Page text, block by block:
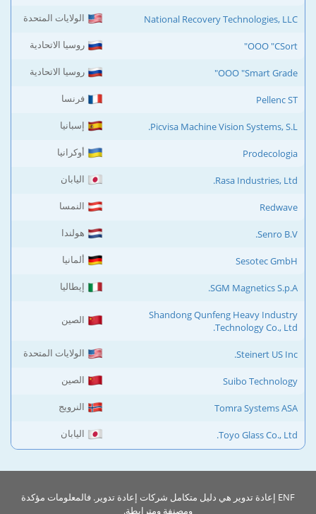
National Recovery Technologies, LLC الولايات المتحدة
OOO "CSort" روسيا الاتحادية
OOO "Smart Grade" روسيا الاتحادية
Pellenc ST فرنسا
Picvisa Machine Vision Systems, S.L. إسبانيا
Prodecologia أوكرانيا
Rasa Industries, Ltd. اليابان
Redwave النمسا
Senro B.V. هولندا
Sesotec GmbH ألمانيا
SGM Magnetics S.p.A. إيطاليا
Shandong Qunfeng Heavy Industry
Technology Co., Ltd.
الصين
Steinert US Inc. الولايات المتحدة
Suibo Technology الصين
Tomra Systems ASA النرويج
Toyo Glass Co., Ltd. اليابان
ENF إعادة تدوير هي دليل متكامل شركات إعادة تدوير. فالمعلومات مؤكدة
ومصنفة ومترابطة.